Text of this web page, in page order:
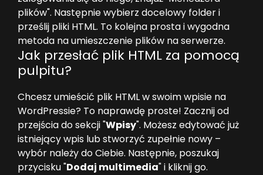
plików". Następnie wybierz docelowy folder i
prześlij pliki HTML. To kolejna prosta i wygodna
metoda na umieszczenie plików na serwerze.
Jak przesłać plik HTML za pomocą
pulpitu?
Chcesz umieścić plik HTML w swoim wpisie na
WordPressie? To naprawdę proste! Zacznij od
przejścia do sekcji "Wpisy". Możesz edytować już
istniejący wpis lub stworzyć zupełnie nowy –
wybór należy do Ciebie. Następnie, poszukaj
przycisku "Dodaj multimedia" i kliknij go.